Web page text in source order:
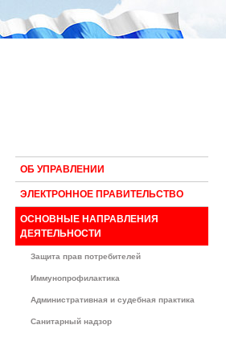
ОБ УПРАВЛЕНИИ
ЭЛЕКТРОННОЕ ПРАВИТЕЛЬСТВО
ОСНОВНЫЕ НАПРАВЛЕНИЯ
ДЕЯТЕЛЬНОСТИ
Защита прав потребителей
Иммунопрофилактика
Административная и судебная практика
Санитарный надзор